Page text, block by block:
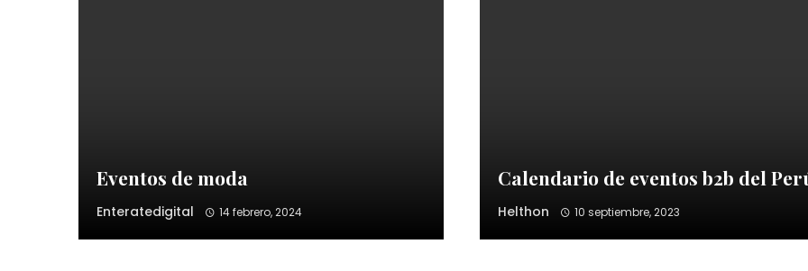
Eventos de moda
Enteratedigital 14 febrero, 2024
Calendario de eventos b2b del
Helthon 10 septiembre, 2023